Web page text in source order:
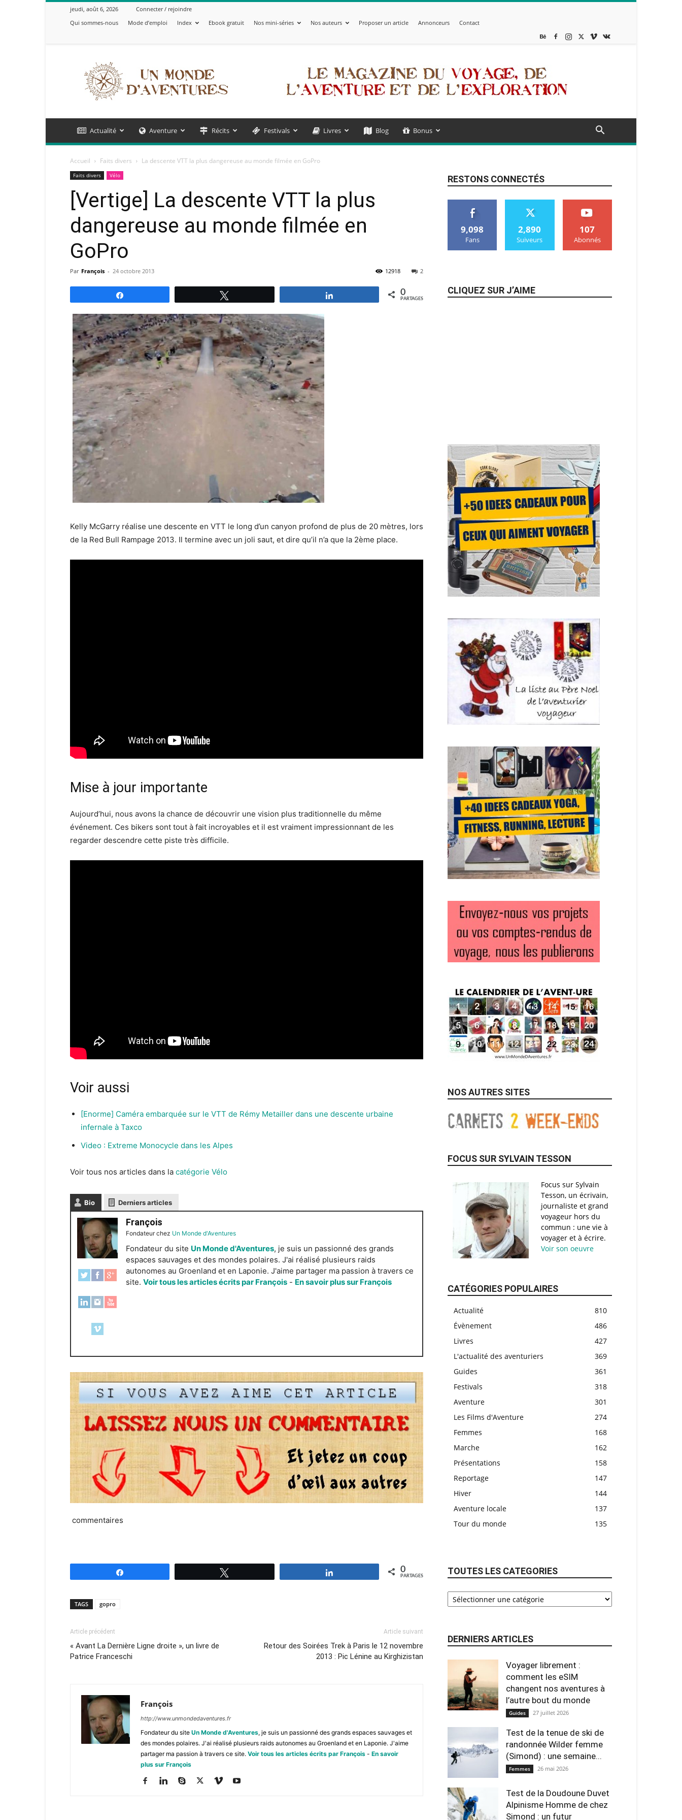
jeudi, août 6, 2026
Connecter / rejoindre
Qui sommes-nous
Mode d’emploi Index Ebook gratuit Nos mini-séries Nos auteurs Proposer un article Annonceurs Contact
Monde
d'Aventures
Actualité Aventure Récits Festivals Livres Blog Bonus
Accueil Faits divers La descente VTT la plus dangereuse au monde filmée en GoPro
Faits divers Vélo
[Vertige] La descente VTT la plus
dangereuse au monde filmée en
GoPro
Par François - 24 octobre 2013 2
12918
0
PARTAGES
Kelly McGarry réalise une descente en VTT le long d’un canyon profond de plus de 20 mètres, lors
de la Red Bull Rampage 2013. Il termine avec un joli saut, et dire qu’il n’a que la 2ème place.
Mise à jour importante
Aujourd’hui, nous avons la chance de découvrir une vision plus traditionnelle du même
événement. Ces bikers sont tout à fait incroyables et il est vraiment impressionnant de les
regarder descendre cette piste très difficile.
Voir aussi
[Enorme] Caméra embarquée sur le VTT de Rémy Metailler dans une descente urbaine
infernale à Taxco
Video : Extreme Monocycle dans les Alpes
Voir tous nos articles dans la catégorie Vélo
Bio Derniers articles
François
Fondateurchez Un Monde d'Aventures
Fondateur du site Un Monde d'Aventures, je suis un passionné des grands
espaces sauvages et des mondes polaires. J'ai réalisé plusieurs raids
autonomes au Groenland et en Laponie. J'aime partager ma passion à travers ce
site. Voir tous les articles écrits par François - En savoir plus sur François
commentaires
0
PARTAGES
TAGS gopro
Article précédent
« Avant La Dernière Ligne droite », un livre de
Patrice Franceschi
Article suivant
Retour des Soirées Trek à Paris le 12 novembre
2013 : Pic Lénine au Kirghizistan
François
http://www.unmondedaventures.fr
Fondateur du site Un Monde d'Aventures, je suis un passionné des grands espaces sauvages et
des mondes polaires. J'ai réalisé plusieurs raids autonomes au Groenland et en Laponie. J'aime
partager ma passion à travers ce site. Voir tous les articles écrits par François - En savoir
plus sur François
RESTONS CONNECTÉS
9,098
Fans
2,890
Suiveurs
107
Abonnés
CLIQUEZ SUR J’AIME
NOS AUTRES SITES
FOCUS SUR SYLVAIN TESSON
Focus sur Sylvain
Tesson, un écrivain,
journaliste et grand
voyageur hors du
commun : une vie à
voyager et à écrire.
Voir son oeuvre
CATÉGORIES POPULAIRES
Actualité
810
Évènement
486
Livres
427
L'actualité des aventuriers
369
Guides
361
Festivals
318
Aventure
301
Les Films d'Aventure
274
Femmes
168
Marche
162
Présentations
158
Reportage
147
Hiver
144
Aventure locale
137
Tour du monde
135
TOUTES LES CATEGORIES
DERNIERS ARTICLES
Voyager librement :
comment les eSIM
changent nos aventures à
l’autre bout du monde
Guides 27 juillet 2026
Test de la tenue de ski de
randonnée Wilder femme
(Simond) : une semaine...
Femmes 26 mai 2026
Test de la Doudoune Duvet
Alpinisme Homme de chez
Simond : un futur